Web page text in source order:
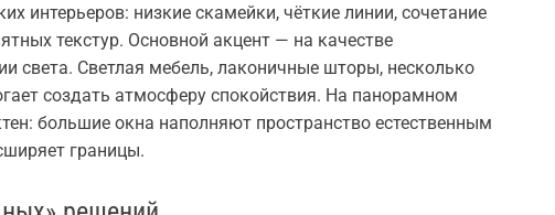
интерьеров: низкие скамейки, чёткие линии, сочетание
текстур. Основной акцент — на качестве
света. Светлая мебель, лаконичные шторы, несколько
создать атмосферу спокойствия. На панорамном
большие окна наполняют пространство естественным
границы.